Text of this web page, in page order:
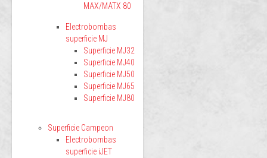
MAX/MATX 80
Electrobombas
superficie MJ
Superficie MJ32
Superficie MJ40
Superficie MJ50
Superficie MJ65
Superficie MJ80
Superficie Campeon
Electrobombas
superficie iJET